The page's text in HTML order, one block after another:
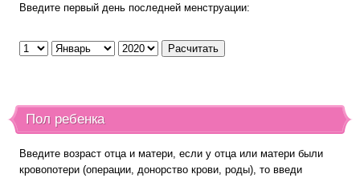
Введите первый день последней менструации:
Пол ребенка
Введите возраст отца и матери, если у отца или матери были
кровопотери (операции, донорство крови, роды), то введи